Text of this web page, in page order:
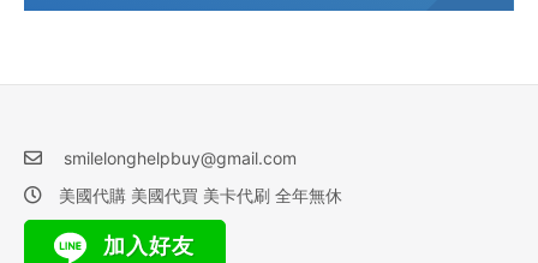
smilelonghelpbuy@gmail.com
美國代購 美國代買 美卡代刷 全年無休
加入好友